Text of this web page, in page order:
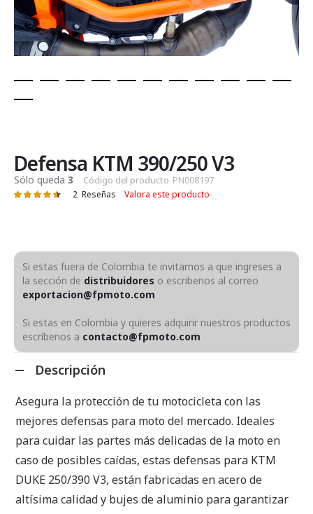
de
la
galería
de
Defensa KTM 390/250 V3
Sólo queda 3 Código del producto PN008197
Valoración: 2 Reseñas Valora este producto
Si estas fuera de Colombia te invitamos a que ingreses a
la sección de distribuidores o escribenos al correo
exportacion@fpmoto.com
Si estas en Colombia y quieres adquirir nuestros productos
escríbenos a contacto@fpmoto.com
Descripción
Asegura la protección de tu motocicleta con las
mejores defensas para moto del mercado. Ideales
para cuidar las partes más delicadas de la moto en
caso de posibles caídas, estas defensas para KTM
DUKE 250/390 V3, están fabricadas en acero de
altísima calidad y bujes de aluminio para garantizar